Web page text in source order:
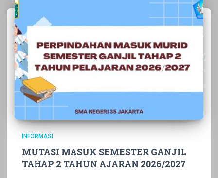
INFORMASI
MUTASI MASUK SEMESTER GANJIL
TAHAP 2 TAHUN AJARAN 2026/2027